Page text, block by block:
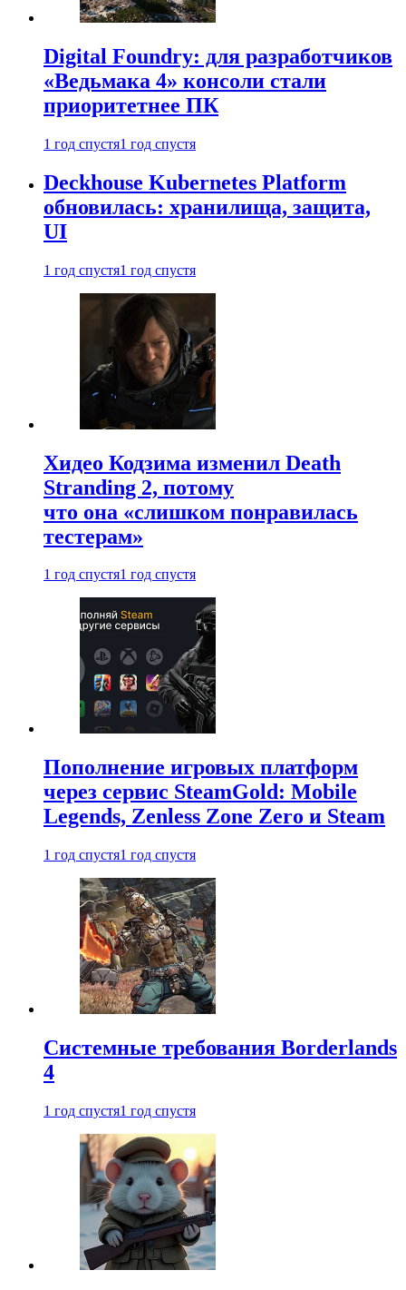
Digital Foundry: для разработчиков
«Ведьмака 4» консоли стали
приоритетнее ПК
1 год спустя1 год спустя
Deckhouse Kubernetes Platform
обновилась: хранилища, защита,
UI
1 год спустя1 год спустя
Хидео Кодзима изменил Death
Stranding 2, потому
что она «слишком понравилась
тестерам»
1 год спустя1 год спустя
Пополнение игровых платформ
через сервис SteamGold: Mobile
Legends, Zenless Zone Zero и Steam
1 год спустя1 год спустя
Системные требования Borderlands
4
1 год спустя1 год спустя